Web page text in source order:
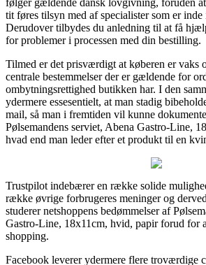
tit føres tilsyn med af specialister som er
Derudover tilbydes du anledning til at få
for problemer i processen med din bestilling.
Tilmed er det prisværdigt at køberen er vaks
centrale bestemmelser der er gældende for
ombytningsrettighed butikken har. I den
ydermere essesentielt, at man stadig
mail, så man i fremtiden vil kunne
Pølsemandens serviet, Abena Gastro-Line,
hvad end man leder efter et produkt til en
Trustpilot indebærer en række solide
række øvrige forbrugeres meninger og
studerer netshoppens bedømmelser af
Gastro-Line, 18x11cm, hvid, papir forud for
shopping.
Facebook leverer ydermere flere troværdige